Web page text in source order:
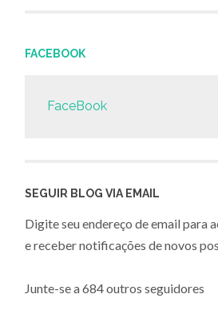
FACEBOOK
FaceBook
SEGUIR BLOG VIA EMAIL
Digite seu endereço de email para
e receber notificações de novos
Junte-se a 684 outros seguidores